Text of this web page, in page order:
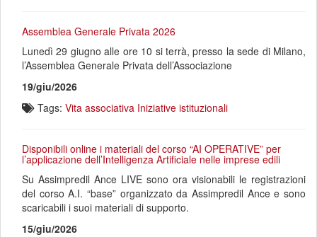
Assemblea Generale Privata 2026
Lunedì 29 giugno alle ore 10 si terrà, presso la sede di Milano,
l’Assemblea Generale Privata dell’Associazione
19/giu/2026
Tags: Vita associativa Iniziative istituzionali
Disponibili online i materiali del corso “AI OPERATIVE” per
l’applicazione dell’Intelligenza Artificiale nelle imprese edili
Su Assimpredil Ance LIVE sono ora visionabili le registrazioni
del corso A.I. “base” organizzato da Assimpredil Ance e sono
scaricabili i suoi materiali di supporto.
15/giu/2026